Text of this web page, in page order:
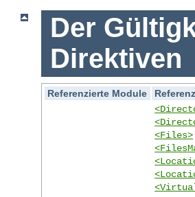
Der
Direktiven
Referenzierte Module
<Files>